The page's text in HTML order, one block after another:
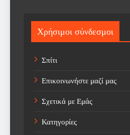
Sport
Sports
Technology
Trending
Weather
Αγορά
Χρήσιμοι σύνδεσμοι
Σπίτι
Επικοινωνήστε μαζί μας
Σχετικά με Εμάς
Κατηγορίες